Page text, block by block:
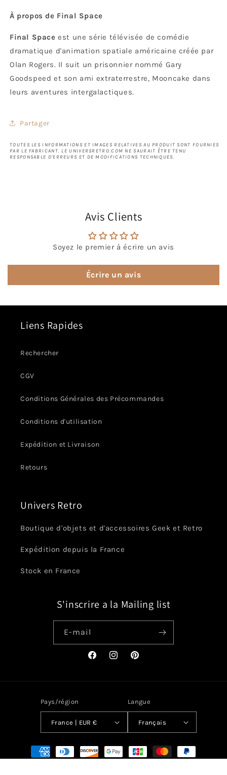
À propos de Final Space
Final Space est une série télévisée de comédie
dramatique d'animation spatiale américaine créée par
Olan Rogers. Il suit un prisonnier nommé Gary
Goodspeed et son ami extraterrestre, Mooncake dans
leurs aventures intergalactiques.
Partager
TOUTES LES INFORMATIONS ET IMAGES RELATIVES AU PRODUIT SONT FOURNIES
PAR LE FABRICANT. LE UNIVERSRETRO.COM NE SAURAIT ÊTRE TENU
RESPONSABLE D'ERREURS ET DE MODIFICATIONS TECHNIQUES.
Avis Clients
Soyez le premier à écrire un avis
Écrire un avis
Liens Rapides
Rechercher
CGV
Conditions Générales des Précommandes
Conditions d'utilisation
Expédition et Livraison
Retours
Univers Retro
Boutique d'objets et d'accessoires Geek et Retro
Expédition depuis la France
Stock en France
S'inscrire a la Mailing list
E-mail
FacebookInstagramPinterest
Pays/région
France | EUR €
Langue
Français
Moyens
de